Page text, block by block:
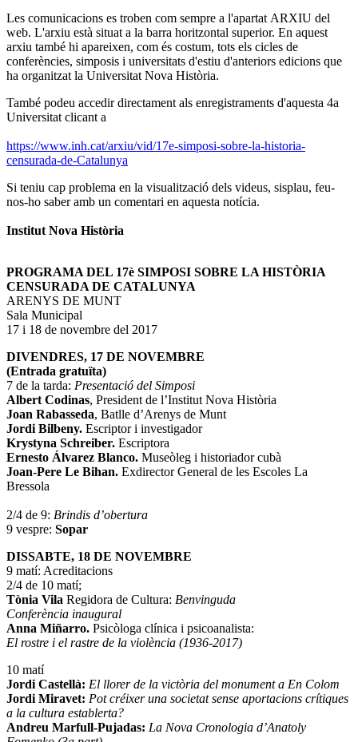
Les comunicacions es troben com sempre a l'apartat ARXIU del
web. L'arxiu està situat a la barra horitzontal superior. En aquest
arxiu també hi apareixen, com és costum, tots els cicles de
conferències, simposis i universitats d'estiu d'anteriors edicions que
ha organitzat la Universitat Nova Història.
També podeu accedir directament als enregistraments d'aquesta 4a
Universitat clicant a
https://www.inh.cat/arxiu/vid/17e-simposi-sobre-la-historia-
censurada-de-Catalunya
Si teniu cap problema en la visualització dels videus, sisplau, feu-
nos-ho saber amb un comentari en aquesta notícia.
Institut Nova Història
PROGRAMA DEL 17è SIMPOSI SOBRE LA HISTÒRIA
CENSURADA DE CATALUNYA
ARENYS DE MUNT
Sala Municipal
17 i 18 de novembre del 2017
DIVENDRES, 17 DE NOVEMBRE
(Entrada gratuïta)
7 de la tarda: Presentació del Simposi
Albert Codinas, President de l’Institut Nova Història
Joan Rabasseda, Batlle d’Arenys de Munt
Jordi Bilbeny. Escriptor i investigador
Krystyna Schreiber. Escriptora
Ernesto Álvarez Blanco. Museòleg i historiador cubà
Joan-Pere Le Bihan. Exdirector General de les Escoles La
Bressola
2/4 de 9: Brindis d’obertura
9 vespre: Sopar
DISSABTE, 18 DE NOVEMBRE
9 matí: Acreditacions
2/4 de 10 matí;
Tònia Vila Regidora de Cultura: Benvinguda
Conferència inaugural
Anna Miñarro. Psicòloga clínica i psicoanalista:
El rostre i el rastre de la violència (1936-2017)
10 matí
Jordi Castellà: El llorer de la victòria del monument a En Colom
Jordi Miravet: Pot créixer una societat sense aportacions crítiques
a la cultura establerta?
Andreu Marfull-Pujadas: La Nova Cronologia d’Anatoly